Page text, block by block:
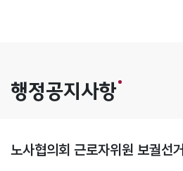
행정공지사항
노사협의회 근로자위원 보궐선